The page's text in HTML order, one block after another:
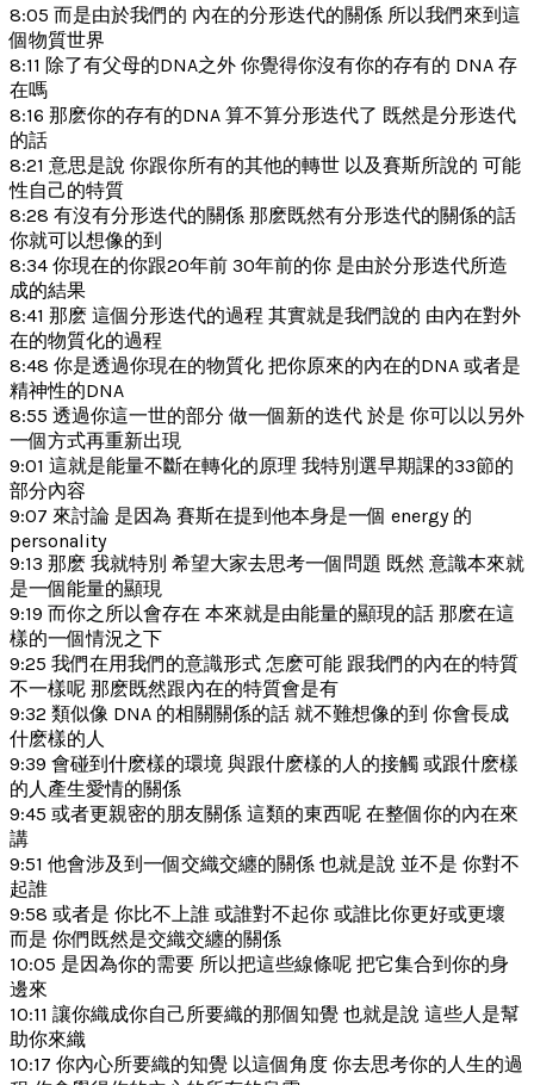
8:05 而是由於我們的 內在的分形迭代的關係 所以我們來到這
個物質世界
8:11 除了有父母的DNA之外 你覺得你沒有你的存有的 DNA 存
在嗎
8:16 那麽你的存有的DNA 算不算分形迭代了 既然是分形迭代
的話
8:21 意思是說 你跟你所有的其他的轉世 以及賽斯所說的 可能
性自己的特質
8:28 有沒有分形迭代的關係 那麽既然有分形迭代的關係的話
你就可以想像的到
8:34 你現在的你跟20年前 30年前的你 是由於分形迭代所造
成的結果
8:41 那麽 這個分形迭代的過程 其實就是我們說的 由內在對外
在的物質化的過程
8:48 你是透過你現在的物質化 把你原來的內在的DNA 或者是
精神性的DNA
8:55 透過你這一世的部分 做一個新的迭代 於是 你可以以另外
一個方式再重新出現
9:01 這就是能量不斷在轉化的原理 我特別選早期課的33節的
部分內容
9:07 來討論 是因為 賽斯在提到他本身是一個 energy 的
personality
9:13 那麽 我就特別 希望大家去思考一個問題 既然 意識本來就
是一個能量的顯現
9:19 而你之所以會存在 本來就是由能量的顯現的話 那麽在這
樣的一個情況之下
9:25 我們在用我們的意識形式 怎麽可能 跟我們的內在的特質
不一樣呢 那麽既然跟內在的特質會是有
9:32 類似像 DNA 的相關關係的話 就不難想像的到 你會長成
什麽樣的人
9:39 會碰到什麽樣的環境 與跟什麽樣的人的接觸 或跟什麽樣
的人產生愛情的關係
9:45 或者更親密的朋友關係 這類的東西呢 在整個你的內在來
講
9:51 他會涉及到一個交織交纏的關係 也就是說 並不是 你對不
起誰
9:58 或者是 你比不上誰 或誰對不起你 或誰比你更好或更壞
而是 你們既然是交織交纏的關係
10:05 是因為你的需要 所以把這些線條呢 把它集合到你的身
邊來
10:11 讓你織成你自己所要織的那個知覺 也就是說 這些人是幫
助你來織
10:17 你內心所要織的知覺 以這個角度 你去思考你的人生的過